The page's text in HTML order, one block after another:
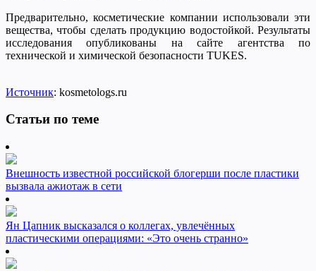
Предварительно, косметические компании использовали эти
вещества, чтобы сделать продукцию водостойкой. Результаты
исследования опубликованы на сайте агентства по
технической и химической безопасности TUKES.
Источник: kosmetologs.ru
Статьи по теме
Внешность известной российской блогерши после пластики
вызвала ажиотаж в сети
Ян Цапник высказался о коллегах, увлечённых
пластическими операциями: «Это очень странно»